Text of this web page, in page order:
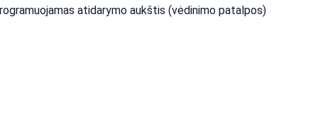
atidarymo aukštis (vėdinimo patalpos)